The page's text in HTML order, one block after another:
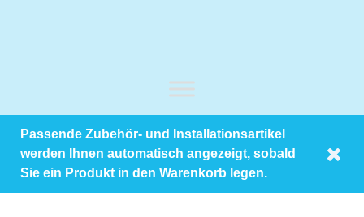
Passende Zubehör- und Installationsartikel
werden Ihnen automatisch angezeigt, sobald
Sie ein Produkt in den Warenkorb legen.